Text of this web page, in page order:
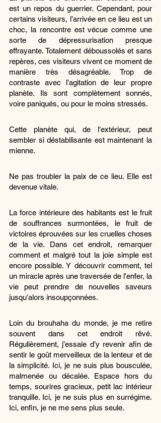
est un repos du guerrier. Cependant, pour
certains visiteurs, l’arrivée en ce lieu est un
choc, la rencontre est vécue comme une
sorte de dépressurisation presque
effrayante. Totalement déboussolés et sans
repères, ces visiteurs vivent ce moment de
manière très désagréable. Trop de
contraste avec l’agitation de leur propre
planète. Ils sont complètement sonnés,
voire paniqués, ou pour le moins stressés.
Cette planète qui, de l’extérieur, peut
sembler si déstabilisante est maintenant la
mienne.
Ne pas troubler la paix de ce lieu. Elle est
devenue vitale.
La force intérieure des habitants est le fruit
de souffrances surmontées, le fruit de
victoires éprouvées sur les cruelles choses
de la vie. Dans cet endroit, remarquer
comment et malgré tout la joie simple est
encore possible. Y découvrir comment, tel
un miracle après une traversée de l’enfer, la
vie peut prendre de nouvelles saveurs
jusqu’alors insoupçonnées.
Loin du brouhaha du monde, je me retire
souvent dans cet endroit rêvé.
Régulièrement, j’essaie d’y revenir afin de
sentir le goût merveilleux de la lenteur et de
la simplicité. Ici, je ne suis plus bousculée,
malmenée ou décalée. Espace hors du
temps, sourires gracieux, petit lac intérieur
tranquille. Ici, je ne suis plus en surrégime.
Ici, enfin, je ne me sens plus seule.